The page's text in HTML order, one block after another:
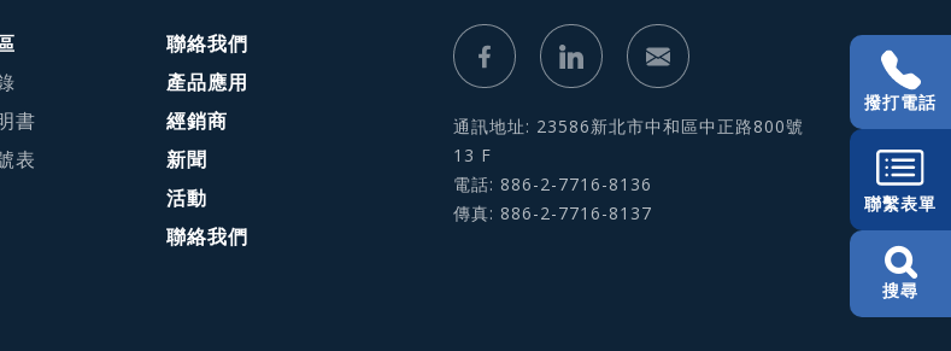
書
表
聯絡我們
產品應用
經銷商
新聞
活動
聯絡我們
通訊地址: 23586新北市中和區中正路800號
13 F
電話: 886-2-7716-8136
傳真: 886-2-7716-8137
撥打電話
聯繫表單
搜尋